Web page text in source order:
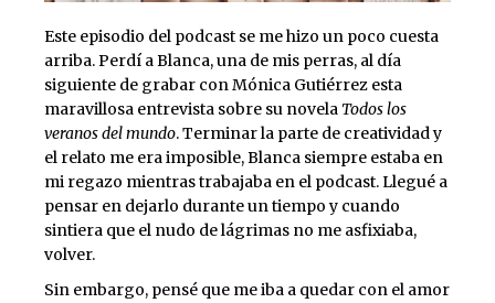
Este episodio del podcast se me hizo un poco cuesta
arriba. Perdí a Blanca, una de mis perras, al día
siguiente de grabar con Mónica Gutiérrez esta
maravillosa entrevista sobre su novela Todos los
veranos del mundo. Terminar la parte de creatividad y
el relato me era imposible, Blanca siempre estaba en
mi regazo mientras trabajaba en el podcast. Llegué a
pensar en dejarlo durante un tiempo y cuando
sintiera que el nudo de lágrimas no me asfixiaba,
volver.
Sin embargo, pensé que me iba a quedar con el amor